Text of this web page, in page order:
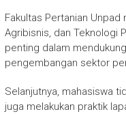
Fakultas Pertanian
Agribisnis, dan Teknologi
penting dalam
pengembangan sektor
Selanjutnya, mahasiswa
juga melakukan praktik